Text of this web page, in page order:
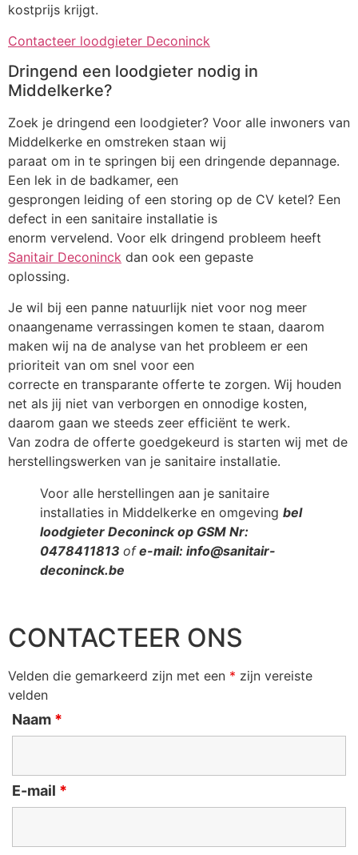
kostprijs krijgt.
Contacteer loodgieter Deconinck
Dringend een loodgieter nodig in
Middelkerke?
Zoek je dringend een loodgieter? Voor alle inwoners van
Middelkerke en omstreken staan wij
paraat om in te springen bij een dringende depannage.
Een lek in de badkamer, een
gesprongen leiding of een storing op de CV ketel? Een
defect in een sanitaire installatie is
enorm vervelend. Voor elk dringend probleem heeft
Sanitair Deconinck dan ook een gepaste
oplossing.
Je wil bij een panne natuurlijk niet voor nog meer
onaangename verrassingen komen te staan, daarom
maken wij na de analyse van het probleem er een
prioriteit van om snel voor een
correcte en transparante offerte te zorgen. Wij houden
net als jij niet van verborgen en onnodige kosten,
daarom gaan we steeds zeer efficiënt te werk.
Van zodra de offerte goedgekeurd is starten wij met de
herstellingswerken van je sanitaire installatie.
Voor alle herstellingen aan je sanitaire
installaties in Middelkerke en omgeving bel
loodgieter Deconinck op GSM Nr:
0478411813 ofe-mail: info@sanitair-
deconinck.be
CONTACTEER ONS
Velden die gemarkeerd zijn met een * zijn vereiste
velden
Naam *
E-mail *